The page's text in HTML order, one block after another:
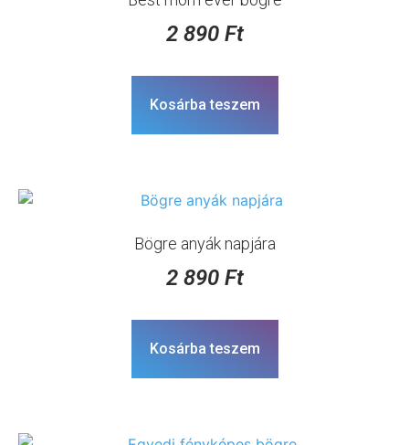
2 890 Ft
Kosárba teszem
Bögre anyák napjára
2 890 Ft
Kosárba teszem